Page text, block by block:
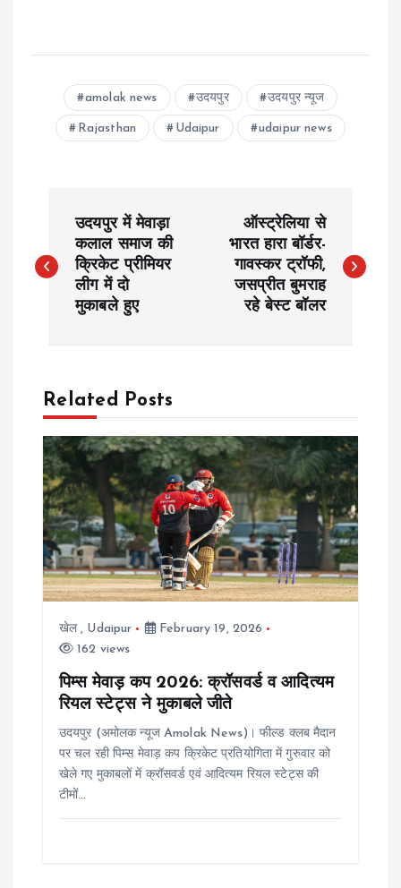
amolak news उदयपुर उदयपुर न्यूज
Rajasthan Udaipur udaipur news
o
n
a
v
g
a
उदयपुर में मेवाड़ा
कलाल समाज की
क्रिकेट प्रीमियर
लीग में दो
मुकाबले हुए
ऑस्ट्रेलिया से
भारत हारा बॉर्डर-
गावस्कर ट्रॉफी,
जसप्रीत बुमराह
रहे बेस्ट बॉलर
Related Posts
खेल, Udaipur
February 19, 2026
162 views
पिम्स मेवाड़ कप 2026: क्रॉसवर्ड व आदित्यम
रियल स्टेट्स ने मुकाबले जीते
उदयपुर (अमोलक न्यूज Amolak News)। फील्ड क्लब मैदान
पर चल रही पिम्स मेवाड़ कप क्रिकेट प्रतियोगिता में गुरुवार को
खेले गए मुकाबलों में क्रॉसवर्ड एवं आदित्यम रियल स्टेट्स की
टीमों…